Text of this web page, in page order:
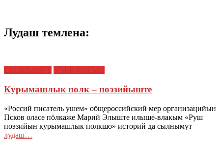
Лудаш темлена:
Курымашлык полк – поэзийыште
«Россий писатель ушем» общероссийский мер организацийын
Псков оласе пӧлкаже Марий Элыште илыше-влакым «Руш
поэзийын курымашлык полкшо» историй да сылнымут
лудаш…